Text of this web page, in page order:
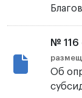
№ 116
Об